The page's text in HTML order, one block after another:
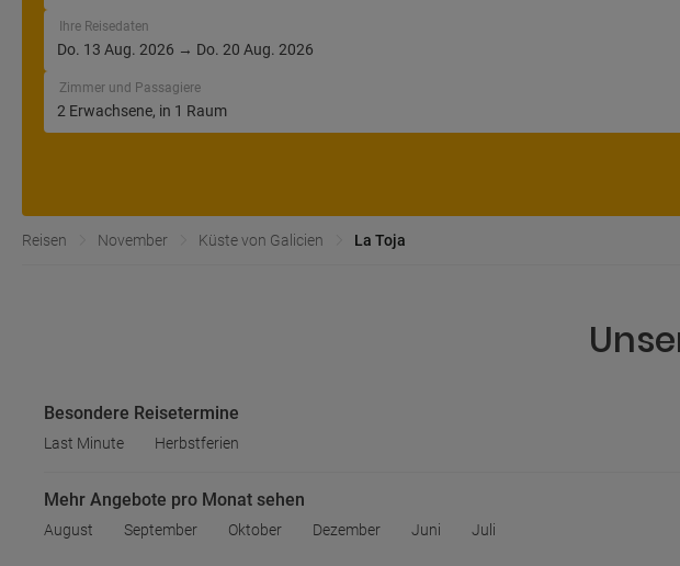
Ihre Reisedaten
Zimmer und Passagiere
Reisen November Küste von Galicien La Toja
Besondere Reisetermine
Last Minute Herbstferien
Mehr Angebote pro Monat sehen
August September Oktober Dezember Juni Juli